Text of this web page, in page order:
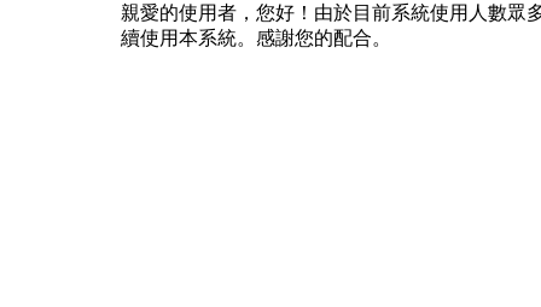
親愛的使用者，您好！由於目前系統使用人數眾
續使用本系統。感謝您的配合。